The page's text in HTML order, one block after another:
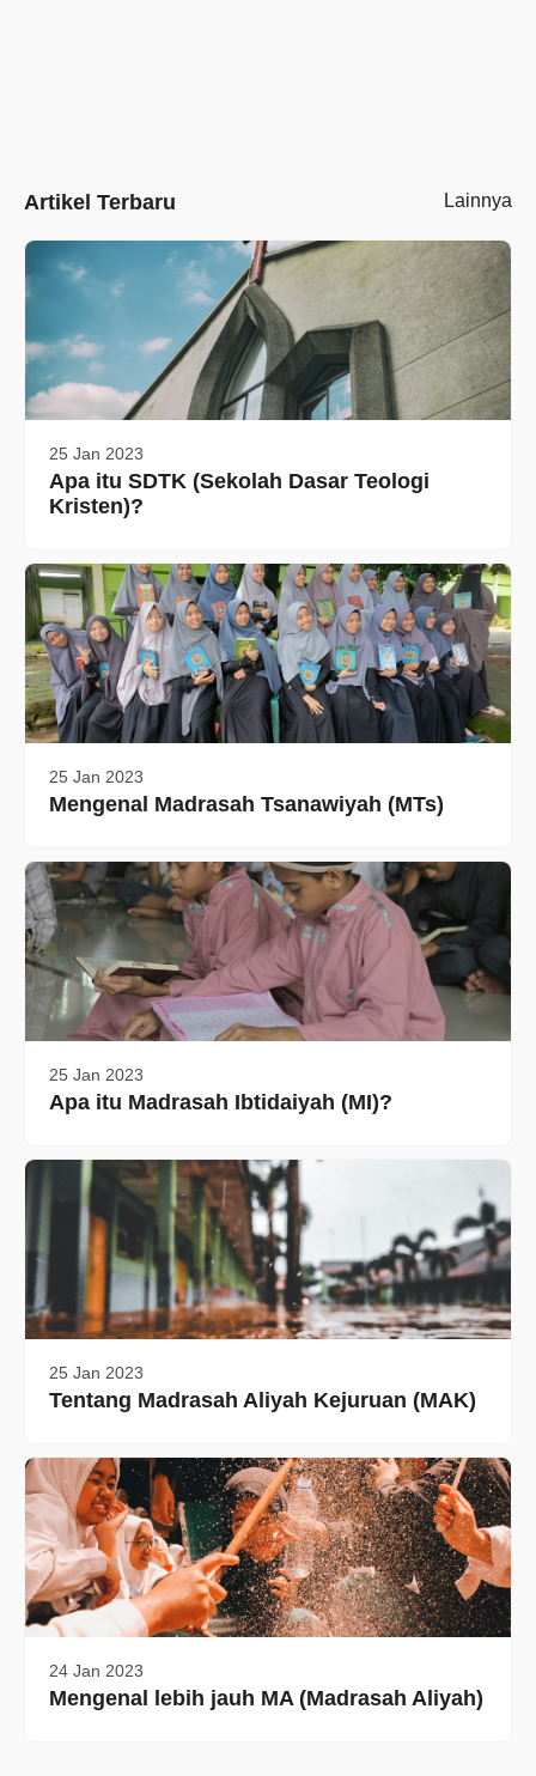
Artikel Terbaru Lainnya
25 Jan 2023
Apa itu SDTK (Sekolah Dasar Teologi
Kristen)?
25 Jan 2023
Mengenal Madrasah Tsanawiyah (MTs)
25 Jan 2023
Apa itu Madrasah Ibtidaiyah (MI)?
25 Jan 2023
Tentang Madrasah Aliyah Kejuruan (MAK)
24 Jan 2023
Mengenal lebih jauh MA (Madrasah Aliyah)